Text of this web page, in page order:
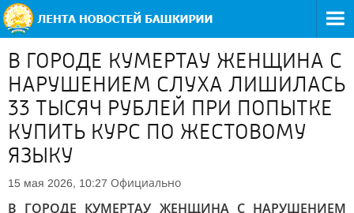
В ГОРОДЕ КУМЕРТАУ ЖЕНЩИНА С
НАРУШЕНИЕМ СЛУХА ЛИШИЛАСЬ
33 ТЫСЯЧ РУБЛЕЙ ПРИ ПОПЫТКЕ
КУПИТЬ КУРС ПО ЖЕСТОВОМУ
ЯЗЫКУ
15 мая 2026, 10:27 Официально
В ГОРОДЕ КУМЕРТАУ ЖЕНЩИНА С НАРУШЕНИЕМ